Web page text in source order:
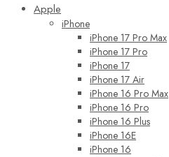
Apple
iPhone
iPhone 17 Pro Max
iPhone 17 Pro
iPhone 17
iPhone 17 Air
iPhone 16 Pro Max
iPhone 16 Pro
iPhone 16 Plus
iPhone 16E
iPhone 16